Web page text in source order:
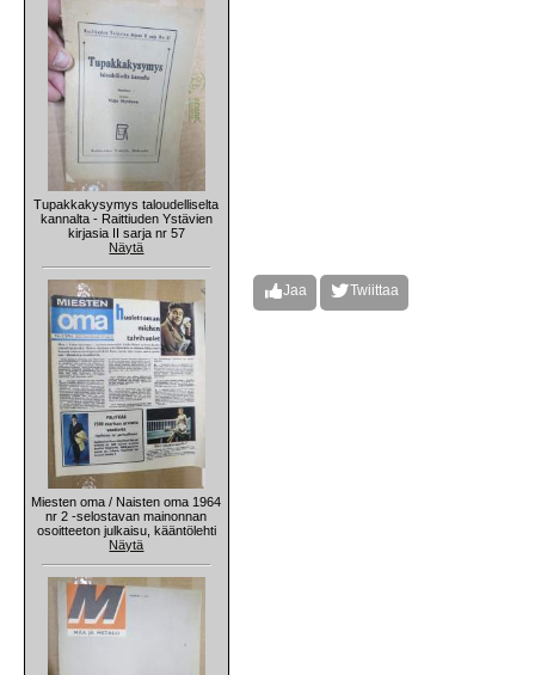
Tupakkakysymys taloudelliselta
kannalta - Raittiuden Ystävien
kirjasia II sarja nr 57
Näytä
Miesten oma / Naisten oma 1964
nr 2 -selostavan mainonnan
osoitteeton julkaisu, kääntölehti
Näytä
Jaa Twiittaa